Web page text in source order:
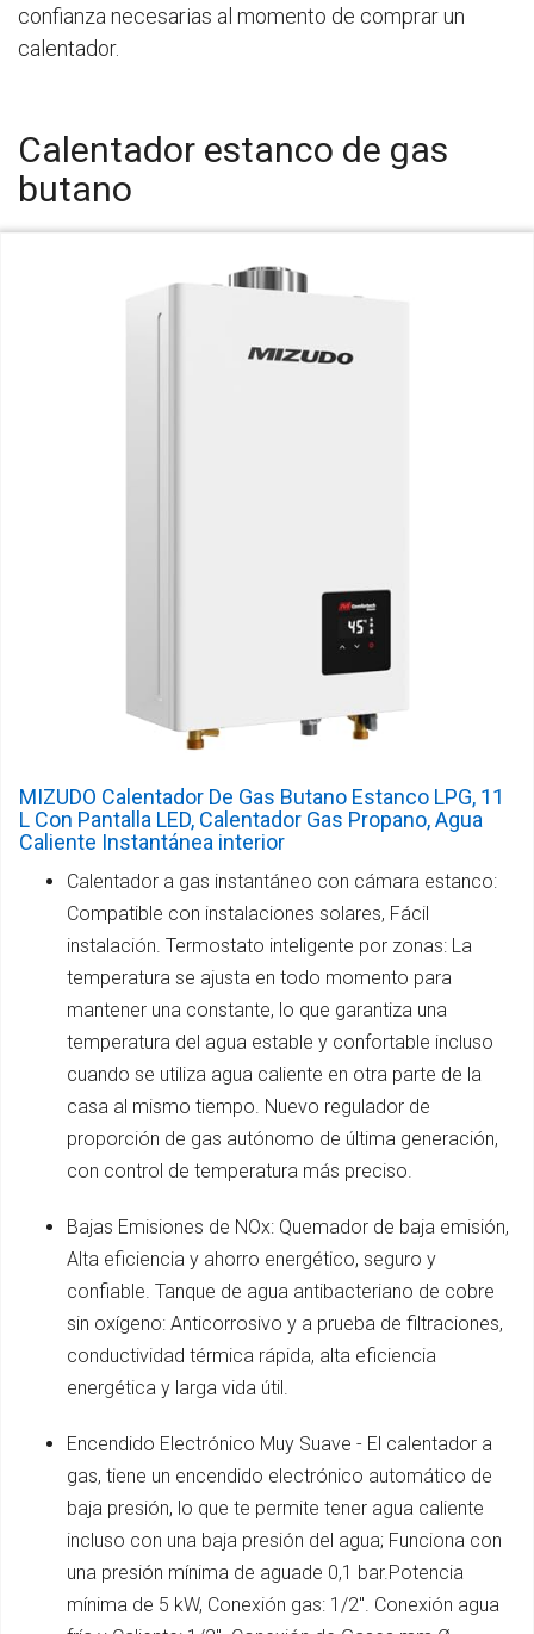
confianza necesarias al momento de comprar un
calentador.
Calentador estanco de gas
butano
MIZUDO Calentador De Gas Butano Estanco LPG, 11
L Con Pantalla LED, Calentador Gas Propano, Agua
Caliente Instantánea interior
Calentador a gas instantáneo con cámara estanco:
Compatible con instalaciones solares, Fácil
instalación. Termostato inteligente por zonas: La
temperatura se ajusta en todo momento para
mantener una constante, lo que garantiza una
temperatura del agua estable y confortable incluso
cuando se utiliza agua caliente en otra parte de la
casa al mismo tiempo. Nuevo regulador de
proporción de gas autónomo de última generación,
con control de temperatura más preciso.
Bajas Emisiones de NOx: Quemador de baja emisión,
Alta eficiencia y ahorro energético, seguro y
confiable. Tanque de agua antibacteriano de cobre
sin oxígeno: Anticorrosivo y a prueba de filtraciones,
conductividad térmica rápida, alta eficiencia
energética y larga vida útil.
Encendido Electrónico Muy Suave - El calentador a
gas, tiene un encendido electrónico automático de
baja presión, lo que te permite tener agua caliente
incluso con una baja presión del agua; Funciona con
una presión mínima de aguade 0,1 bar.Potencia
mínima de 5 kW, Conexión gas: 1/2". Conexión agua